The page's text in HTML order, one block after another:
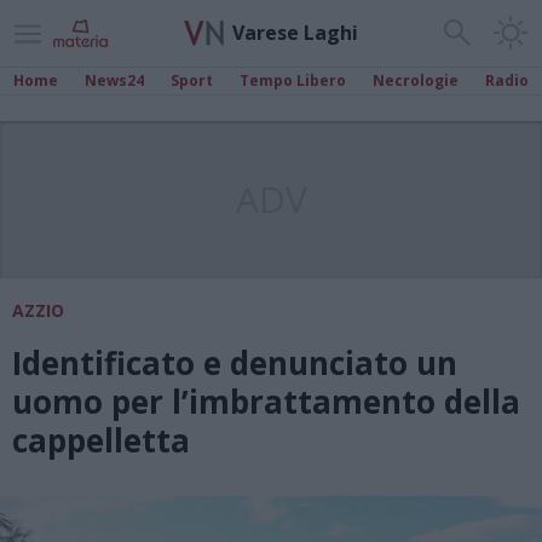
Varese Laghi
Home News24 Sport Tempo Libero Necrologie Radio
AZZIO
Identificato e denunciato un
uomo per l’imbrattamento della
cappelletta